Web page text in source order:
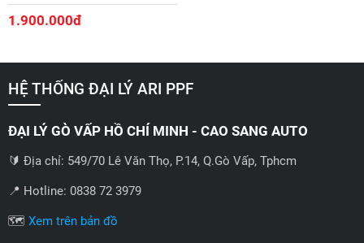
1.900.000đ
HỆ THỐNG ĐẠI LÝ ARI PPF
ĐẠI LÝ GÒ VẤP HỒ CHÍ MINH - CAO SANG AUTO
🔰 Địa chỉ: 549/70 Lê Văn Thọ, P.14, Q.Gò Vấp, Tphcm
📍 Hotline: 0838 72 3979
🗺️ Xem trên bản đồ